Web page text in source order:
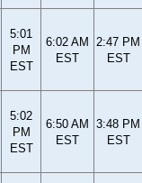
5:01
PM
EST
6:02 AM
EST
2:47 PM
EST
5:02
PM
EST
6:50 AM
EST
3:48 PM
EST